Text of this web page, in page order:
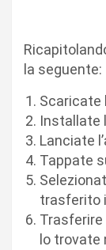
la seguente:
Scaricate
Installate
Lanciate
Tappate
trasferito
Trasferire
lo trovate